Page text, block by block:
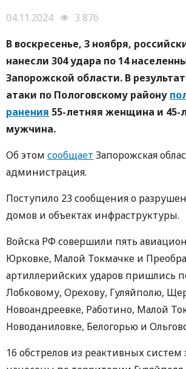
04.11.2024
3 876
В воскресенье, 3 ноября,
нанесли 304 удара по 14
Запорожской области. В
атаки по Пологовскому району
ранения 55-летняя женщина и 45-
мужчина.
Об этом сообщает Запорожская
администрация.
Поступило 23 сообщения о
домов и объектах инфраструктуры.
Войска РФ совершили пять
Юрковке, Малой Токмачке и
артиллерийских ударов пришлись
Лобковому, Орехову, Гуляйполю,
Новоандреевке, Работино, Малой
Новоданиловке, Белогорью и
16 обстрелов из реактивных систем